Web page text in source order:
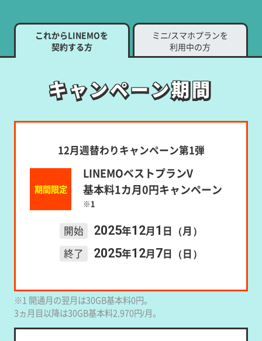
これからLINEMOを
契約する方
ミニ/スマホプランを
利用中の方
キャンペーン期間
キャンペーン期間
12月週替わりキャンペーン第1弾
期間限定
LINEMOベストプランV
基本料1カ月0円キャンペーン
※1
開始 2025年12月1 日（月）
終了
2025年12月7日（日）
※1 開通月の翌月は30GB基本料0円。
3ヵ月目以降は30GB基本料2,970円/月。